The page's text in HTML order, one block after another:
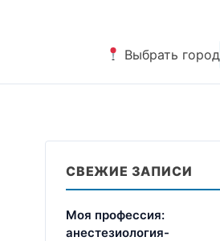
Выбрать город
СВЕЖИЕ ЗАПИСИ
Моя профессия:
анестезиология-